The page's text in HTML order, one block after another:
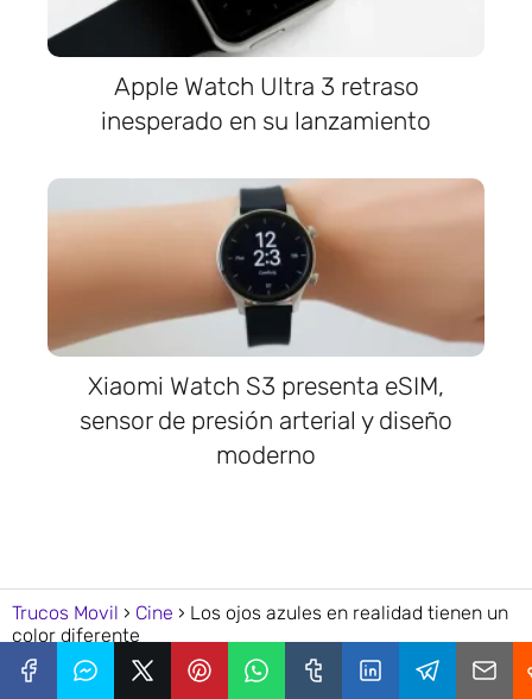
Apple Watch Ultra 3 retraso
inesperado en su lanzamiento
Xiaomi Watch S3 presenta eSIM,
sensor de presión arterial y diseño
moderno
Trucos Movil Cine
Los ojos azules en realidad tienen un
color diferente